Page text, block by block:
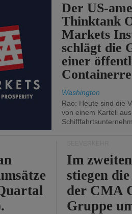
Der US-
Thinktank
Markets
schlägt die
einer
Washington
Rao: Heute sind die
von einem Kartell
Im
stiegen
der CMA
Gruppe